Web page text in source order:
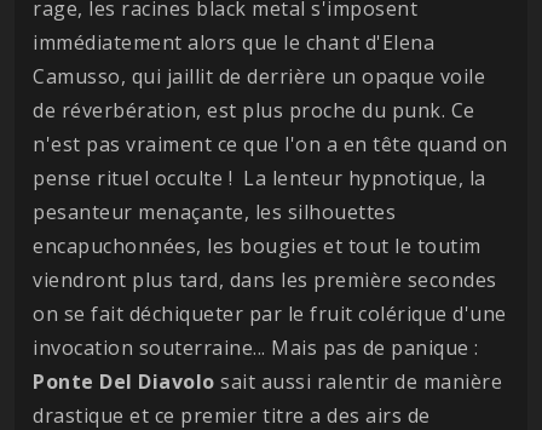
rage, les racines black metal s'imposent
immédiatement alors que le chant d'Elena
Camusso, qui jaillit de derrière un opaque voile
de réverbération, est plus proche du punk. Ce
n'est pas vraiment ce que l'on a en tête quand on
pense rituel occulte ! La lenteur hypnotique, la
pesanteur menaçante, les silhouettes
encapuchonnées, les bougies et tout le toutim
viendront plus tard, dans les première secondes
on se fait déchiqueter par le fruit colérique d'une
invocation souterraine... Mais pas de panique :
Ponte Del Diavolo sait aussi ralentir de manière
drastique et ce premier titre a des airs de